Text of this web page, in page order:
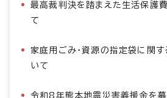
最高裁判決を踏まえた生活保護
て
家庭用ごみ・資源の指定袋に関
いて
令和8年熊本地震災害義援金を募